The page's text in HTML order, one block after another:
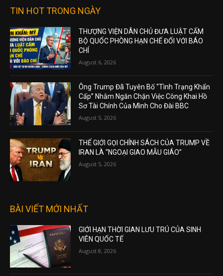
TIN HOT TRONG NGÀY
THƯỢNG VIỆN DÂN CHỦ ĐƯA LUẬT CẤM
BỘ QUỐC PHÒNG HẠN CHẾ ĐỐI VỚI BÁO
CHÍ
August 6, 2026
Ông Trump Đã Tuyên Bố “Tình Trạng Khẩn
Cấp” Nhằm Ngăn Chặn Việc Công Khai Hồ
Sơ Tài Chính Của Mình Cho Đài BBC
August 5, 2026
THẾ GIỚI GỌI CHÍNH SÁCH CỦA TRUMP VỀ
IRAN LÀ “NGOẠI GIAO MẪU GIÁO”
August 5, 2026
BÀI VIẾT MỚI NHẤT
GIỚI HẠN THỜI GIAN LƯU TRÚ CỦA SINH
VIÊN QUỐC TẾ
August 8, 2026